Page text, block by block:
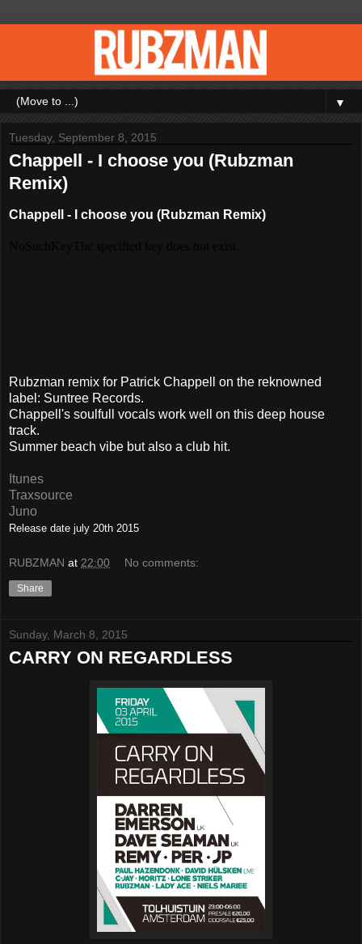
▼
Tuesday, September 8, 2015
Chappell - I choose you (Rubzman
Remix)
Chappell - I choose you (Rubzman Remix)
Rubzman remix for Patrick Chappell on the reknowned
label: Suntree Records.
Chappell's soulfull vocals work well on this deep house
track.
Summer beach vibe but also a club hit.
Itunes
Traxsource
Juno
Release date july 20th 2015
RUBZMAN at 22:00 No comments:
Share
Sunday, March 8, 2015
CARRY ON REGARDLESS